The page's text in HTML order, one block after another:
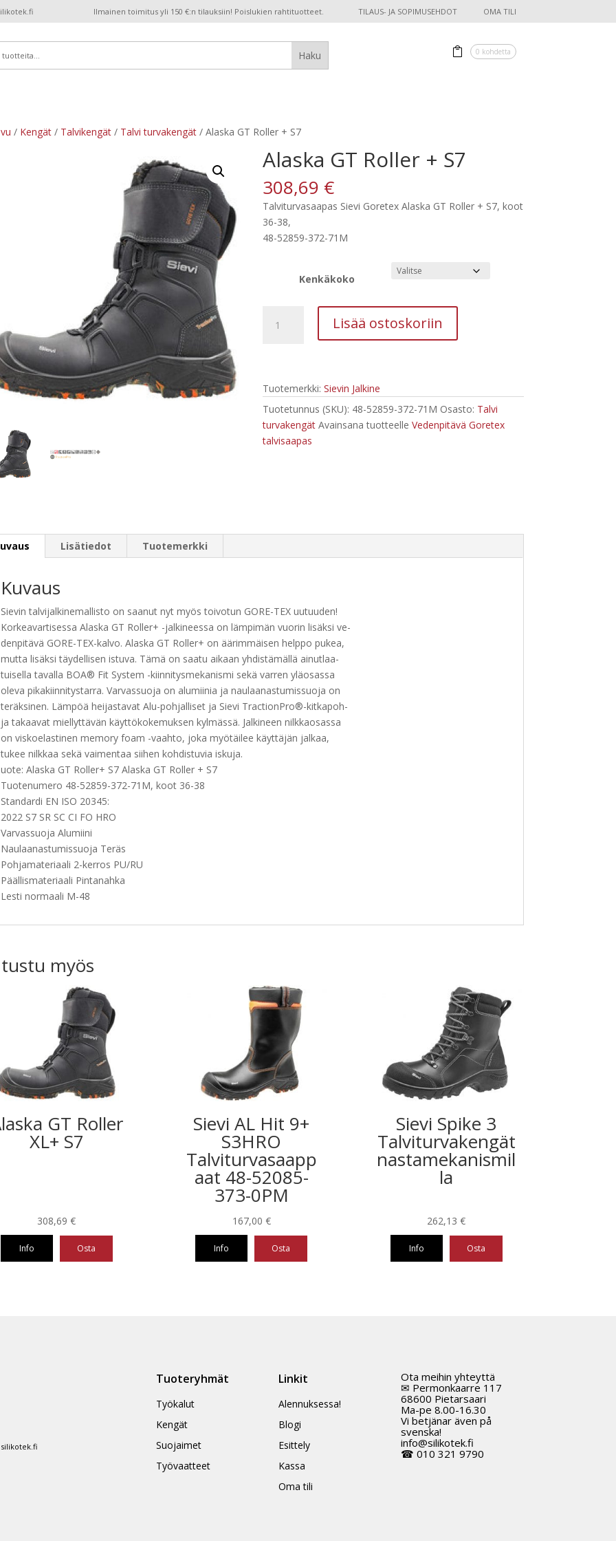
Ilmainen toimitus yli 150 €:n tilauksiin! Poislukien rahtituotteet. TILAUS- JA SOPIMUSEHDOT OMA TILI
0 kohdetta
/ Kengät/ Talvikengät/ Talvi turvakengät/ Alaska GT Roller + S7
Alaska GT Roller + S7
308,69 €
Talviturvasaapas Sievi Goretex Alaska GT Roller + S7, koot
36-38,
48-52859-372-71M
Kenkäkoko
määrä
Lisää ostoskoriin
Tuotemerkki: Sievin Jalkine
Tuotetunnus (SKU): 48-52859-372-71M Osasto: Talvi
turvakengät Avainsana tuotteelle Vedenpitävä Goretex
talvisaapas
Lisätiedot Tuotemerkki
Kuvaus
Sievin talvijalkinemallisto on saanut nyt myös toivotun GORE-TEX uutuuden!
Korkeavartisessa Alaska GT Roller+ -jalkineessa on lämpimän vuorin lisäksi ve-
denpitävä GORE-TEX-kalvo. Alaska GT Roller+ on äärimmäisen helppo pukea,
mutta lisäksi täydellisen istuva. Tämä on saatu aikaan yhdistämällä ainutlaa-
tuisella tavalla BOA® Fit System -kiinnitysmekanismi sekä varren yläosassa
oleva pikakiinnitystarra. Varvassuoja on alumiinia ja naulaanastumissuoja on
teräksinen. Lämpöä heijastavat Alu-pohjalliset ja Sievi TractionPro®-kitkapoh-
ja takaavat miellyttävän käyttökokemuksen kylmässä. Jalkineen nilkkaosassa
on viskoelastinen memory foam -vaahto, joka myötäilee käyttäjän jalkaa,
tukee nilkkaa sekä vaimentaa siihen kohdistuvia iskuja.
uote: Alaska GT Roller+ S7 Alaska GT Roller + S7
Tuotenumero 48-52859-372-71M, koot 36-38
Standardi EN ISO 20345:
2022 S7 SR SC CI FO HRO
Varvassuoja Alumiini
Naulaanastumissuoja Teräs
Pohjamateriaali 2-kerros PU/RU
Päällismateriaali Pintanahka
Lesti normaali M-48
myös
GT Roller
XL+ S7
308,69€
Info Osta
Sievi AL Hit 9+
S3HRO
Talviturvasaapp
aat 48-52085-
373-0PM
167,00 €
Info Osta
valinnat
sivulla.
Sievi Spike 3
Talviturvakengät
nastamekanismil
la
262,13€
Info Osta
valinnat
tuotteen
Tuoteryhmät
Työkalut
Kengät
Suojaimet
Työvaatteet
Linkit
Alennuksessa!
Blogi
Esittely
Kassa
Oma tili
Ota meihin yhteyttä
✉ Permonkaarre 117
68600 Pietarsaari
Ma-pe 8.00-16.30
Vi betjänar även på
svenska!
info@silikotek.fi
☎ 010 321 9790